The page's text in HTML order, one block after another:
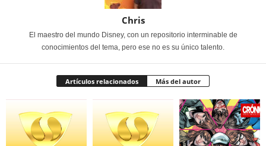
Chris
El maestro del mundo Disney, con un repositorio interminable de
conocimientos del tema, pero ese no es su único talento.
Artículos relacionados Más del autor